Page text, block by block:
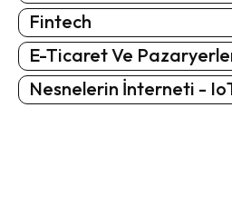
Fintech
E-Ticaret Ve
Nesnelerin İnterneti -